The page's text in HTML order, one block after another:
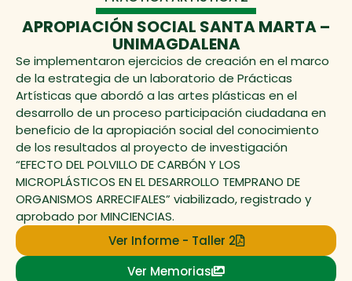
APROPIACIÓN SOCIAL SANTA MARTA –
UNIMAGDALENA
Se implementaron ejercicios de creación en el marco
de la estrategia de un laboratorio de Prácticas
Artísticas que abordó a las artes plásticas en el
desarrollo de un proceso participación ciudadana en
beneficio de la apropiación social del conocimiento
de los resultados al proyecto de investigación
“EFECTO DEL POLVILLO DE CARBÓN Y LOS
MICROPLÁSTICOS EN EL DESARROLLO TEMPRANO DE
ORGANISMOS ARRECIFALES” viabilizado, registrado y
aprobado por MINCIENCIAS.
Ver Informe - Taller 2
Ver Memorias